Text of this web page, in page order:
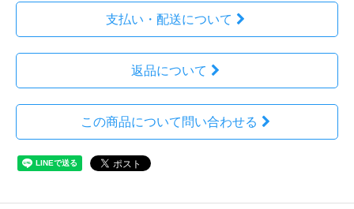
支払い・配送について
返品について
この商品について問い合わせる